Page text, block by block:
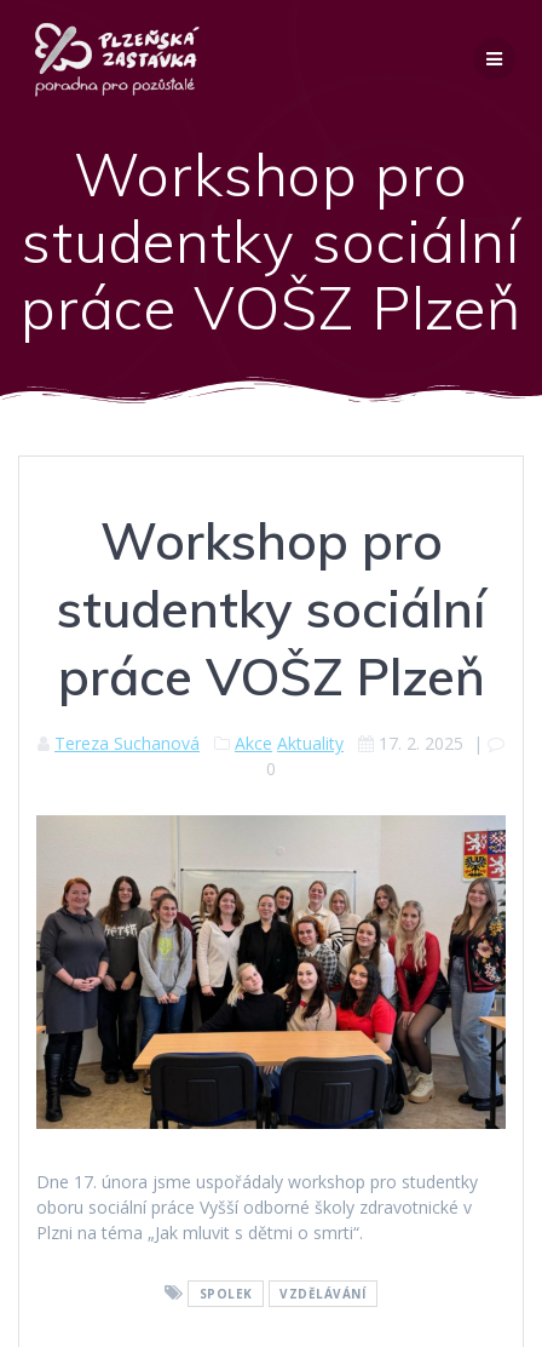
Workshop pro
studentky sociální
práce VOŠZ Plzeň
Workshop pro
studentky sociální
práce VOŠZ Plzeň
Tereza Suchanová Akce Aktuality 17. 2. 2025 |
0
Dne 17. února jsme uspořádaly workshop pro studentky
oboru sociální práce Vyšší odborné školy zdravotnické v
Plzni na téma „Jak mluvit s dětmi o smrti“.
SPOLEK VZDĚLÁVÁNÍ